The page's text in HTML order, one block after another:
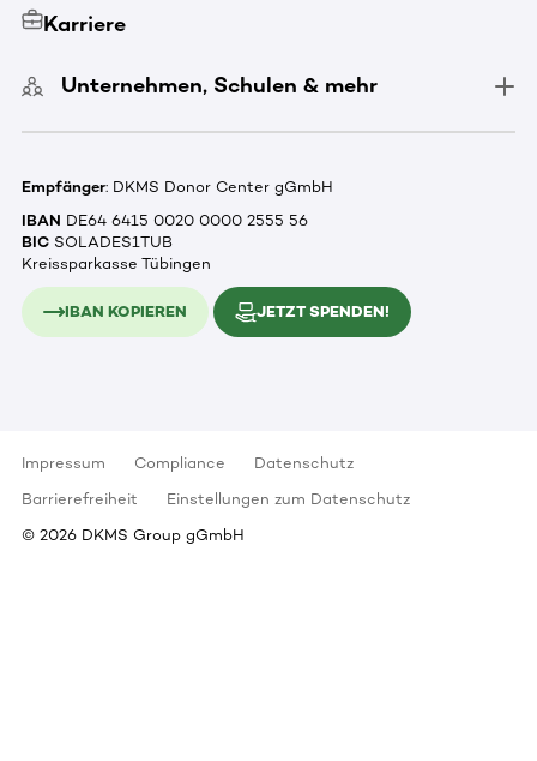
Karriere
Unternehmen, Schulen & mehr
Empfänger: DKMS Donor Center gGmbH
IBAN DE64 6415 0020 0000 2555 56
BIC SOLADES1TUB
Kreissparkasse Tübingen
IBAN KOPIEREN JETZT SPENDEN!
Impressum Compliance
Datenschutz
Barrierefreiheit
Einstellungen zum Datenschutz
© 2026 DKMS Group gGmbH